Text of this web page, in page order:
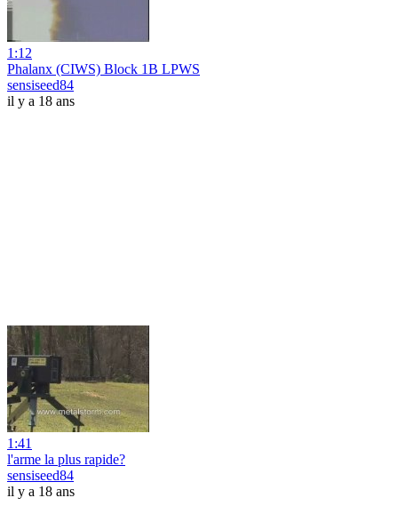
1:12
Phalanx (CIWS) Block 1B LPWS
sensiseed84
il y a 18 ans
1:41
l'arme la plus rapide?
sensiseed84
il y a 18 ans